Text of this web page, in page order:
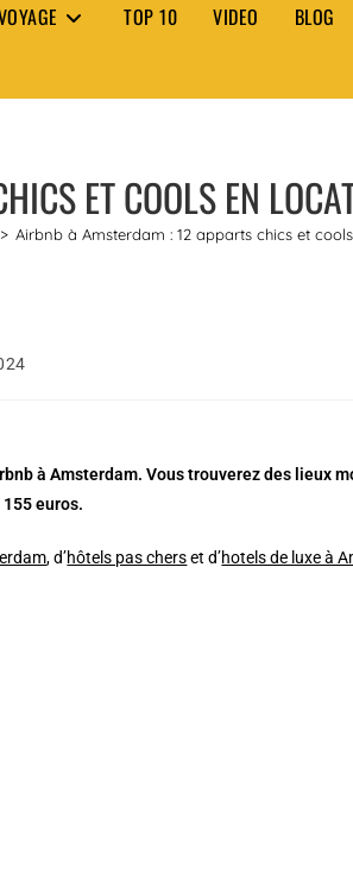
TOP 10 VIDEO BLOG
ET COOLS EN
> Airbnb à Amsterdam : 12 apparts chics et
à Amsterdam. Vous trouverez des lieux
euros.
, d’hôtels pas cherset d’hotels de luxe à